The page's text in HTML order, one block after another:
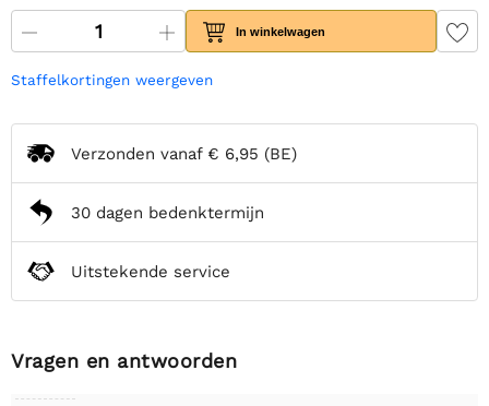
In winkelwagen
Staffelkortingen weergeven
Verzonden vanaf € 6,95 (BE)
30 dagen bedenktermijn
Uitstekende service
Vragen en antwoorden